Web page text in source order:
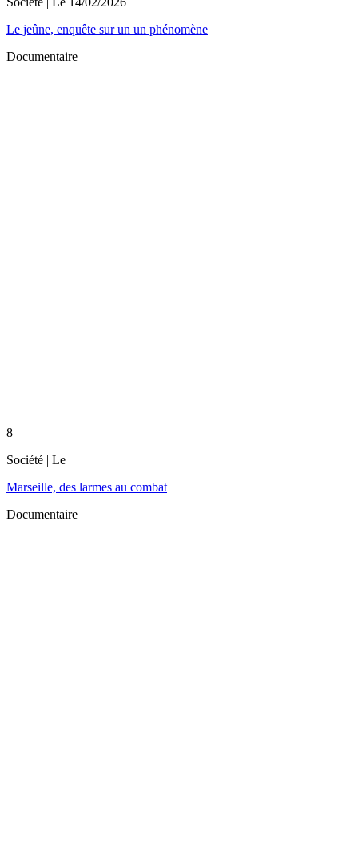
Le jeûne, enquête sur un un phénomène
Documentaire
8
Société | Le
Marseille, des larmes au combat
Documentaire